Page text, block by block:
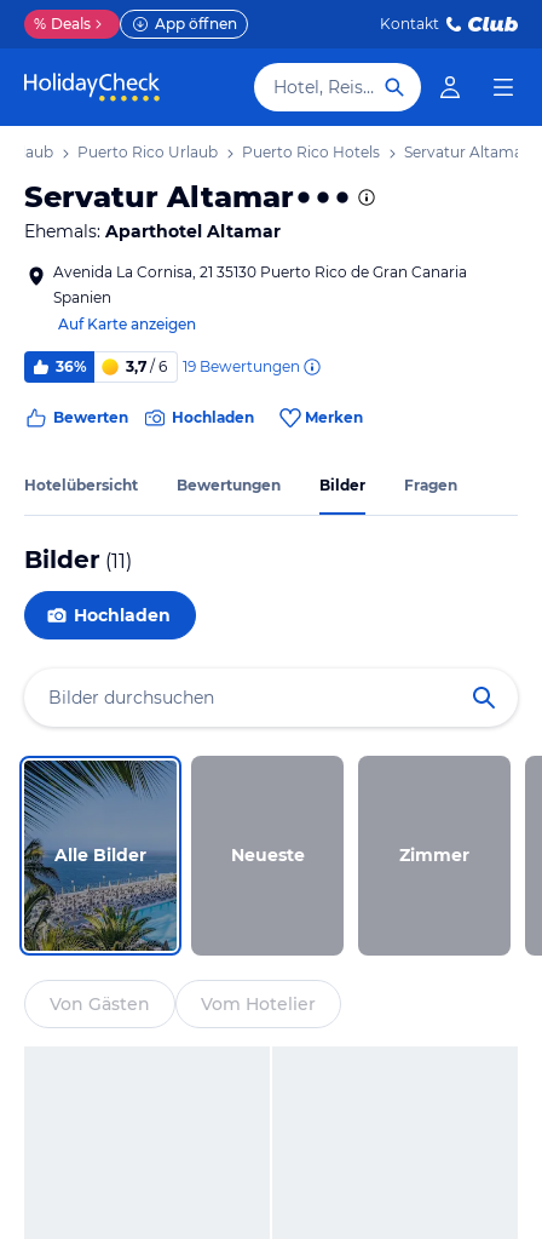
% Deals App öffnen Kontakt
Hotel, Reiseziel
Urlaub Puerto Rico Urlaub Puerto Rico Hotels Servatur Altamar
Servatur Altamar
Ehemals: Aparthotel Altamar
Avenida La Cornisa, 21 35130 Puerto Rico de Gran Canaria
Spanien
Auf Karte anzeigen
36% 3,7 / 6 19 Bewertungen
Bewerten Hochladen Merken
Hotelübersicht Bewertungen Bilder Fragen
Bilder (11)
Hochladen
Alle Bilder Neueste Zimmer
Von Gästen Vom Hotelier